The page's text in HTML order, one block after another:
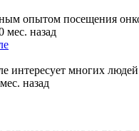
опытом посещения
мес. назад
интересует многих
назад